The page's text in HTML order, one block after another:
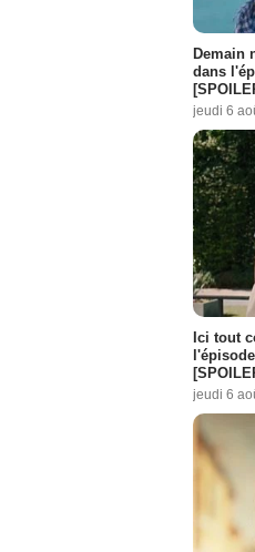
Demain
dans
jeudi 6
Ici tout
jeudi 6